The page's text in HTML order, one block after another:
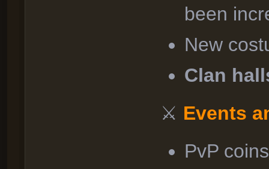
been
New
Clan
⚔ Events
PvP